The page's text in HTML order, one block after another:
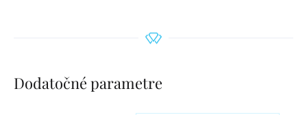
Dodatočné parametre